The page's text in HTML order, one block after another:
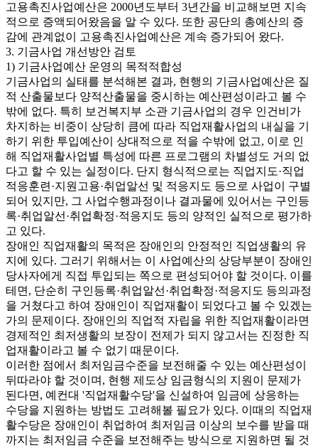
고용촉진사업예산은 2000년도부터 3년간을 비교해보면 지속
적으로 증액되어왔음을 알 수 있다. 또한 공단의 총예산의 증
감에 관계없이 고용촉진사업예산은 계속 증가되어 왔다.
3. 기금사업 개선방안 검토
1) 기금사업예산 운영의 목적적합성
기금사업의 실태를 분석해본 결과, 현행의 기금사업예산은 질
적 산출물보다 양적산출물을 중시하는 예산편성이라고 볼 수
밖에 없다. 특히 보건복지부 소관 기금사업의 경우 인건비가
차지하는 비중이 상당히 큼에 따라 직업재활사업의 내실을 기
하기 위한 투입예산이 상대적으로 적을 수밖에 없고, 이로 인
해 직업재활사업별 특성에 따른 프로그램의 차별성도 거의 없
다고 할 수 있는 실정이다. 단지 형식적으로는 직업지도·직업
적응훈련·지원고용·취업알선 및 적응지도 등으로 사업이 구별
되어 있지만, 그 사업수행과정이나 결과물에 있어서는 구인등
록·취업알선·취업확정·적응지도 등의 양적인 실적으로 평가하
고 있다.
장애인 직업재활의 목적은 장애인의 안정적인 직업생활의 유
지에 있다. 그러기 위해서는 이 사업예산의 상당부분이 장애인
당사자에게 직접 투입되는 쪽으로 편성되어야 할 것이다. 이를
테면, 단순히 구인등록·취업알선·취업확정·적응지도 등의과정
을 거쳤다고 하여 장애인이 직업재활이 되었다고 볼 수 있겠는
가의 문제이다. 장애인의 직업적 자립을 위한 직업재활이라면
경제적인 최저생활의 보장이 전제가 되지 않고서는 진정한 직
업재활이라고 볼 수 없기 때문이다.
이러한 점에서 최저임금수준을 보전해줄 수 있는 예산편성이
뒤따라야 할 것이며, 현행 제도상 임금형식의 지원이 문제가
된다면, 예컨대 '직업재활수당'을 신설하여 임금에 상응하는
수당을 지원하는 방법도 고려해볼 필요가 있다. 이때의 직업재
활수당은 장애인이 취업하여 최저임금 이상의 보수를 받을 때
까지는 최저임금 수준을 보전해주는 방식으로 지원하면 될 것